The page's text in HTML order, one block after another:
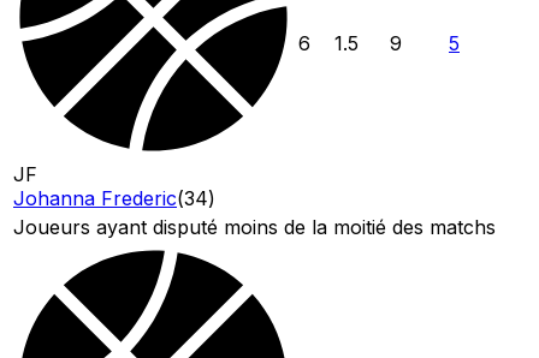
JF
Johanna Frederic(34)
6 1.5 9 5
Joueurs ayant disputé moins de la moitié des matchs